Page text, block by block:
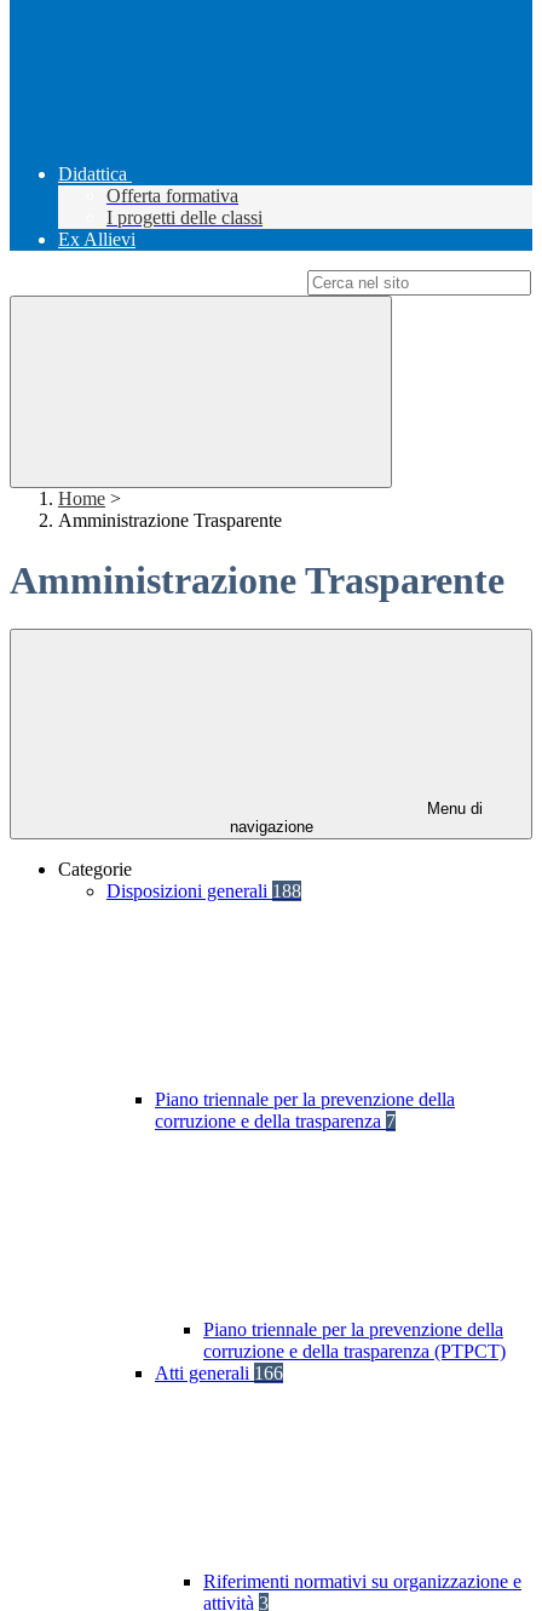
Didattica
Offerta formativa
I progetti delle classi
Ex Allievi
Home >
Amministrazione Trasparente
Amministrazione Trasparente
Menu di
navigazione
Categorie
Disposizioni generali 188
Piano triennale per la prevenzione della
corruzione e della trasparenza 7
Piano triennale per la prevenzione della
corruzione e della trasparenza (PTPCT)
Atti generali 166
Riferimenti normativi su organizzazione e
attività 3